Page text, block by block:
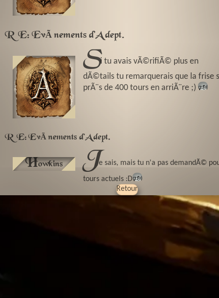
RE: EvÃ¨nements d'Adept.
Si tu avais vÃ©rifiÃ© plus en
dÃ©tails tu remarquerais que la frise
prÃ¨s de 400 tours en arriÃ¨re ;) 🕬
RE: EvÃ¨nements d'Adept.
Howkins Je sais, mais tu n'a pas demandÃ©
tours actuels :D🕬
Retour